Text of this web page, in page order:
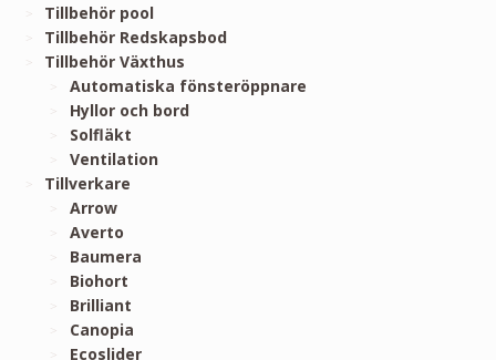
Tillbehör pool
Tillbehör Redskapsbod
Tillbehör Växthus
Automatiska fönsteröppnare
Hyllor och bord
Solfläkt
Ventilation
Tillverkare
Arrow
Averto
Baumera
Biohort
Brilliant
Canopia
Ecoslider